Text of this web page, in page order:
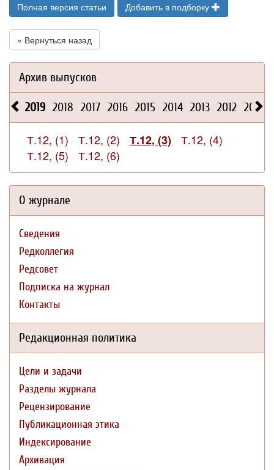
Полная версия статьи Добавить в подборку
« Вернуться назад
Архив выпусков
2019 2018 2017 2016 2015 2014 2013 2012 2011
Т.12, (1) Т.12, (2) Т.12, (3)
Т.12, (4)
Т.12, (5)
Т.12, (6)
О журнале
Сведения
Редколлегия
Редсовет
Подписка на журнал
Контакты
Редакционная политика
Цели и задачи
Разделы журнала
Рецензирование
Публикационная этика
Индексирование
Архивация